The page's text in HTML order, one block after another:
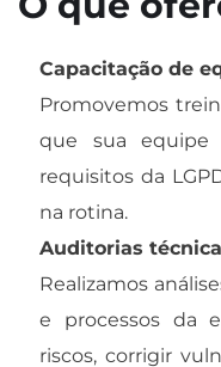
Capacitação de
Promovemos
que sua equipe
requisitos da
na rotina.
Auditorias
Realizamos
e processos da
riscos, corrigir